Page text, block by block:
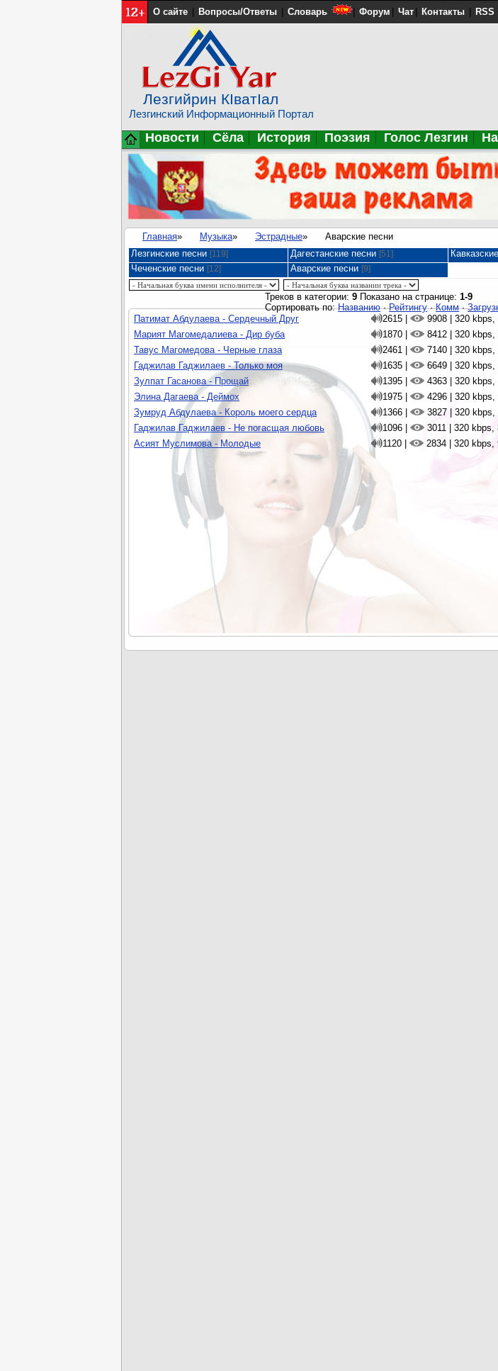
О сайте Вопросы/Ответы Словарь Форум Чат Контакты RSS
Лезгийрин КIватIал
Лезгинский Информационный Портал
Новости Сёла История Поэзия Голос Лезгин
Главная» Музыка» Эстрадные»
Аварские песни
Лезгинские песни [119] Дагестанские песни [51]
Чеченские песни [12] Аварские песни [9]
Треков в категории:9 Показано на странице:1-9
Сортировать по: Названию·Рейтингу·Комм·
Патимат Абдулаева - Сердечный Друг 2615 |
9908 | 320 kbps,
Марият Магомедалиева - Дир буба 1870 |
8412 | 320 kbps,
Тавус Магомедова - Черные глаза 2461 |
7140 | 320 kbps,
Гаджилав Гаджилаев - Только моя 1635 |
6649 | 320 kbps,
Зулпат Гасанова - Прощай 1395 |
4363 | 320 kbps,
Элина Дагаева - Деймох 1975 |
4296 | 320 kbps,
Зумруд Абдулаева - Король моего сердца 1366 |
3827 | 320 kbps,
Гаджилав Гаджилаев - Не погасщая любовь 1096 |
3011 | 320 kbps,
Асият Муслимова - Молодые 1120 | 2834 | 320 kbps,